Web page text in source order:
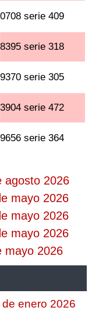
0708 serie 409
8395 serie 318
9370 serie 305
3904 serie 472
9656 serie 364
agosto 2026
mayo 2026
mayo 2026
mayo 2026
mayo 2026
enero 2026